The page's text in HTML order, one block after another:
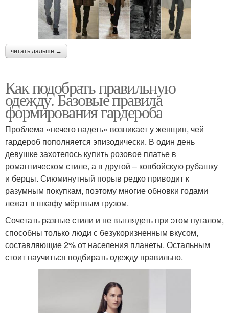
читать дальше →
Как подобрать правильную
одежду. Базовые правила
формирования гардероба
Проблема «нечего надеть» возникает у женщин, чей
гардероб пополняется эпизодически. В один день
девушке захотелось купить розовое платье в
романтическом стиле, а в другой – ковбойскую рубашку
и берцы. Сиюминутный порыв редко приводит к
разумным покупкам, поэтому многие обновки годами
лежат в шкафу мёртвым грузом.
Сочетать разные стили и не выглядеть при этом пугалом,
способны только люди с безукоризненным вкусом,
составляющие 2% от населения планеты. Остальным
стоит научиться подбирать одежду правильно.